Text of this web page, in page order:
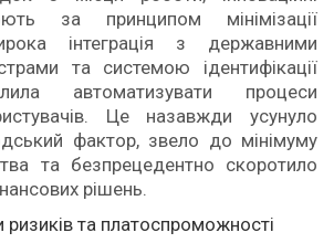
за принципом мінімізації
інтеграція з державними
та системою ідентифікації
автоматизувати процеси
Це назавжди усунуло
фактор, звело до мінімуму
та безпрецедентно скоротило
рішень.
ризиків та платоспроможності